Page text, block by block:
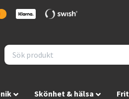
Skönhet & hälsa